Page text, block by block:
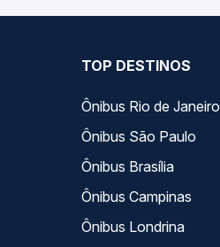
TOP DESTINOS
Ônibus Rio de Janeiro
Ônibus São Paulo
Ônibus Brasília
Ônibus Campinas
Ônibus Londrina